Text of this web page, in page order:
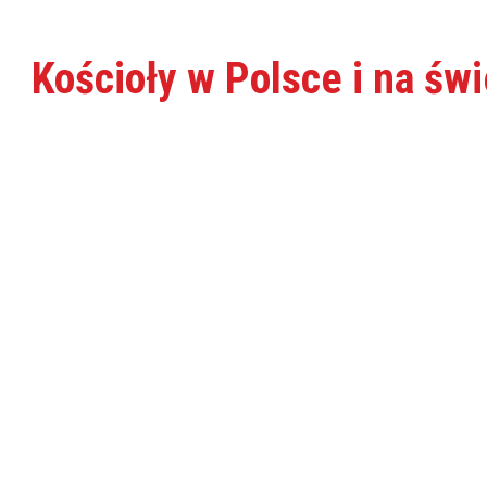
Kościoły w Polsce i na